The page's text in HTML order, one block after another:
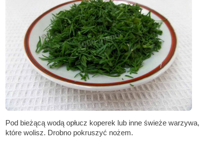
Pod bieżącą wodą opłucz koperek lub inne świeże warzywa,
które wolisz. Drobno pokruszyć nożem.